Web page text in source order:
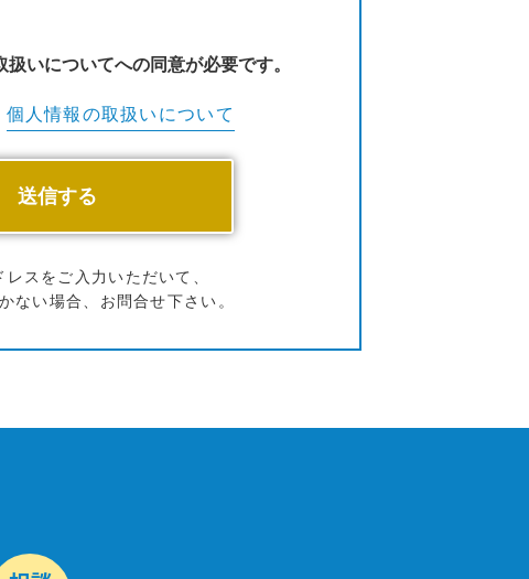
いについてへの同意が必要です。
個人情報の取扱いについて
スをご入力いただいて、
ない場合、お問合せ下さい。